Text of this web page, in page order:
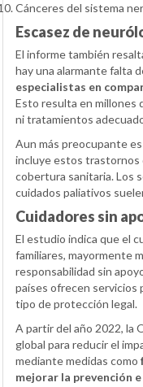
Cánceres del sistema
Escasez de
El informe también
hay una alarmante falta
especialistas en
Esto resulta en millones
ni tratamientos
Aun más preocupante
incluye estos trastornos
cobertura sanitaria. Los
cuidados paliativos
Cuidadores sin
El estudio indica que el
familiares, mayormente
responsabilidad sin
países ofrecen servicios
tipo de protección legal.
A partir del año 2022, la
global para reducir el
mediante medidas como
mejorar la prevención